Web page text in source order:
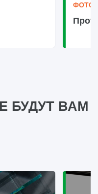
БУДУТ ВАМ